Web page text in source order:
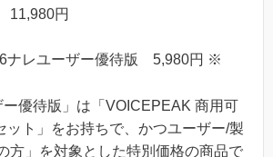
11,980円
6ナレユーザー優待版 5,980円 ※
優待版」は「VOICEPEAK 商用可
ット」をお持ちで、かつユーザー/製
方」を対象とした特別価格の商品で